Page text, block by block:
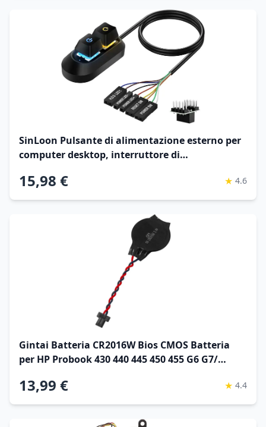
SinLoon Pulsante di alimentazione esterno per
computer desktop, interruttore di
multifunzionale per un facile avvio e ripristino -
2M
15,98 € ★ 4.6
Gintai Batteria CR2016W Bios CMOS Batteria
per HP Probook 430 440 445 450 455 G6 G7/
Supporto Batteria per Computer Portatile
13,99 € ★ 4.4